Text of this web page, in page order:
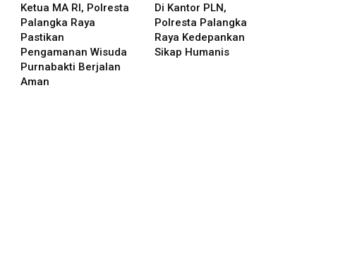
Ketua MA RI, Polresta
Palangka Raya
Pastikan
Pengamanan Wisuda
Purnabakti Berjalan
Aman
Di Kantor PLN,
Polresta Palangka
Raya Kedepankan
Sikap Humanis